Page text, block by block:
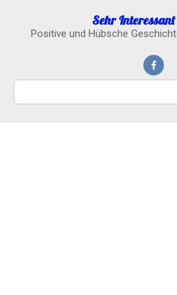
content
Sehr Interessant
Positive und Hübsche